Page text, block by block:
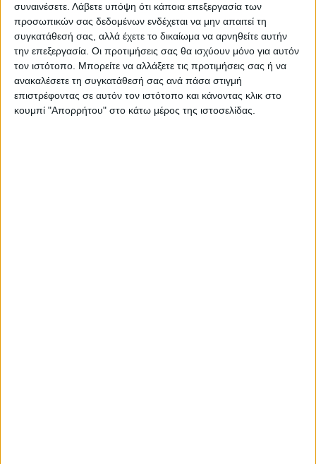
συναινέσετε. Λάβετε υπόψη ότι κάποια επεξεργασία των
προσωπικών σας δεδομένων ενδέχεται να μην απαιτεί τη
συγκατάθεσή σας, αλλά έχετε το δικαίωμα να αρνηθείτε αυτήν
την επεξεργασία. Οι προτιμήσεις σας θα ισχύουν μόνο για αυτόν
τον ιστότοπο. Μπορείτε να αλλάξετε τις προτιμήσεις σας ή να
ανακαλέσετε τη συγκατάθεσή σας ανά πάσα στιγμή
επιστρέφοντας σε αυτόν τον ιστότοπο και κάνοντας κλικ στο
κουμπί "Απορρήτου" στο κάτω μέρος της ιστοσελίδας.
Στο κλιπ που κάνει τον γύρο του διαδικτύου
και έχει προκαλέσει αποτροπιασμό,
εμφανίζονται τρεις αστυνομικοί
γονατισμένοι πάνω από τον
ακινητοποιημένο άνδρα που είναι πεσμένος
στο έδαφος. Ο ένας γρονθοκοπεί τον